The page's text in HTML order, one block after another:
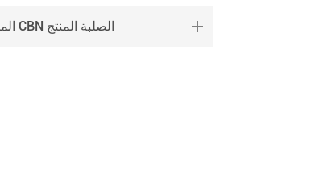
الماس و CBN الصلبة المنتج